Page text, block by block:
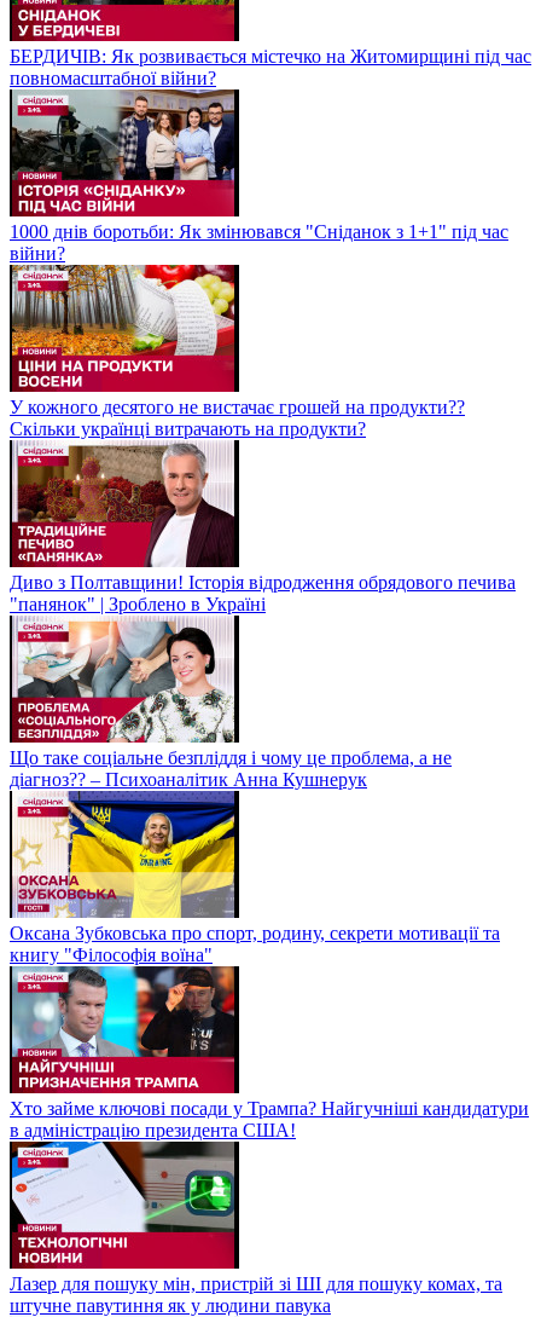
БЕРДИЧІВ: Як розвивається містечко на Житомирщині під час
повномасштабної війни?
1000 днів боротьби: Як змінювався "Сніданок з 1+1" під час
війни?
У кожного десятого не вистачає грошей на продукти??
Скільки українці витрачають на продукти?
Диво з Полтавщини! Історія відродження обрядового печива
"панянок" | Зроблено в Україні
Що таке соціальне безпліддя і чому це проблема, а не
діагноз?? – Психоаналітик Анна Кушнерук
Оксана Зубковська про спорт, родину, секрети мотивації та
книгу "Філософія воїна"
Хто займе ключові посади у Трампа? Найгучніші кандидатури
в адміністрацію президента США!
Лазер для пошуку мін, пристрій зі ШІ для пошуку комах, та
штучне павутиння як у людини павука